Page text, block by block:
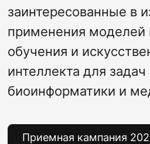
заинтересованные в
применения моделей
обучения и
интеллекта для задач
биоинформатики и
Приемная кампания